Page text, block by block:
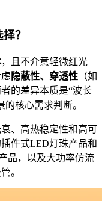
？
，且不介意轻微红光
隐蔽性、穿透性 （如
的差异本质是“波长
核心需求判断。
、高热稳定性和高可
件式LED灯珠产品和
品，以及大功率仿流
。